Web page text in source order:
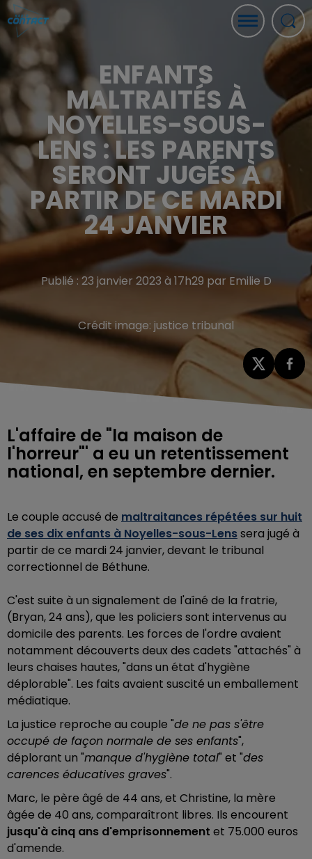
ENFANTS
MALTRAITÉS À
NOYELLES-SOUS-
LENS : LES PARENTS
SERONT JUGÉS À
PARTIR DE CE MARDI
24 JANVIER
Publié : 23 janvier 2023 à 17h29 par Emilie D
Crédit image: justice tribunal
L'affaire de "la maison de
l'horreur"' a eu un retentissement
national, en septembre dernier.
Le couple accusé de maltraitances répétées sur huit
de ses dix enfants à Noyelles-sous-Lenssera jugé à
partir de ce mardi 24 janvier, devant le tribunal
correctionnel de Béthune.
C'est suite à un signalement de l'aîné de la fratrie,
(Bryan, 24 ans), que les policiers sont intervenus au
domicile des parents. Les forces de l'ordre avaient
notamment découverts deux des cadets "attachés" à
leurs chaises hautes, "dans un état d'hygiène
déplorable". Les faits avaient suscité un emballement
médiatique.
La justice reproche au couple "de ne pas s'être
occupé de façon normale de ses enfants",
déplorant un "manque d'hygiène total" et "des
carences éducatives graves".
Marc, le père âgé de 44 ans, et Christine, la mère
âgée de 40 ans, comparaîtront libres. Ils encourent
jusqu'à cinq ans d'emprisonnement et 75.000 euros
d'amende.